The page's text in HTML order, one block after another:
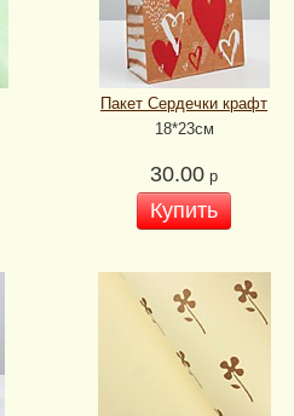
Пакет Сердечки крафт
18*23см
30.00 р
Купить